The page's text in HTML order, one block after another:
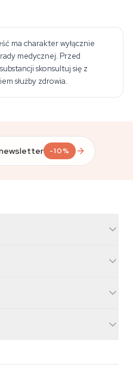
ma charakter wyłącznie
medycznej. Przed
skonsultuj się z
służby zdrowia.
-10%